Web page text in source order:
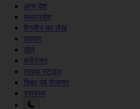
अन्य देश
मध्यप्रदेश
मैगज़ीन का लेख
व्यापार
खेल
मनोरंजन
लाइफ स्टाइल
शिक्षा एवं रोजगार
स्वास्थ्य